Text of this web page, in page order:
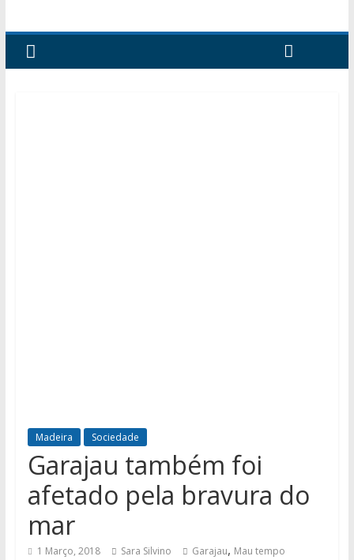
Madeira Sociedade
Garajau também foi
afetado pela bravura do
mar
1 Março, 2018 Sara Silvino Garajau, Mau tempo